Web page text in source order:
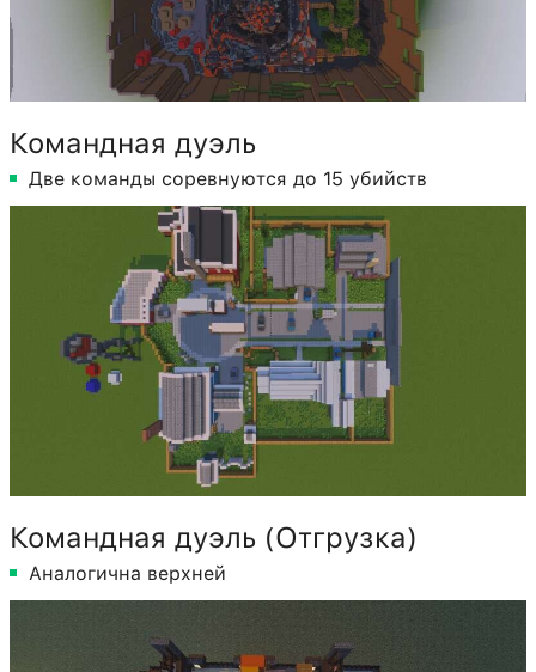
Командная дуэль
Две команды соревнуются до 15 убийств
Командная дуэль (Отгрузка)
Аналогична верхней